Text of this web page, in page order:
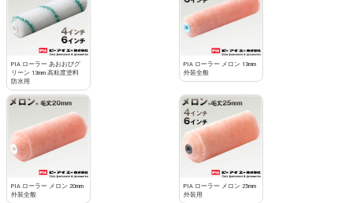
PIA ローラー あおおびグ
リーン 13mm 高粘度塗料
防水用
PIA ローラー メロン 13mm
外装全般
PIA ローラー メロン 20mm
外装全般
PIA ローラー メロン 25mm
外装用